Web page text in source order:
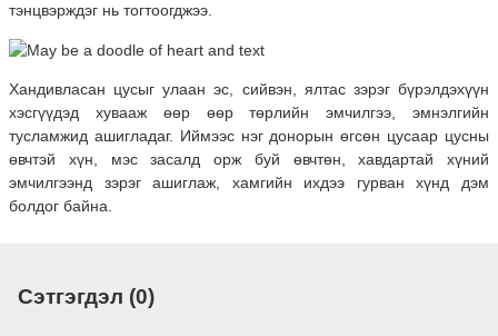
тэнцвэрждэг нь тогтоогджээ.
Хандивласан цусыг улаан эс, сийвэн, ялтас зэрэг бүрэлдэхүүн
хэсгүүдэд хувааж өөр өөр төрлийн эмчилгээ, эмнэлгийн
тусламжид ашигладаг. Иймээс нэг донорын өгсөн цусаар цусны
өвчтэй хүн, мэс засалд орж буй өвчтөн, хавдартай хүний
эмчилгээнд зэрэг ашиглаж, хамгийн ихдээ гурван хүнд дэм
болдог байна.
Сэтгэгдэл (0)